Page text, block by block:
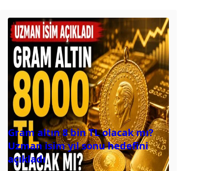
Gram altın 8 bin TL olacak mı?
Uzman isim yıl sonu hedefini
açıkladı